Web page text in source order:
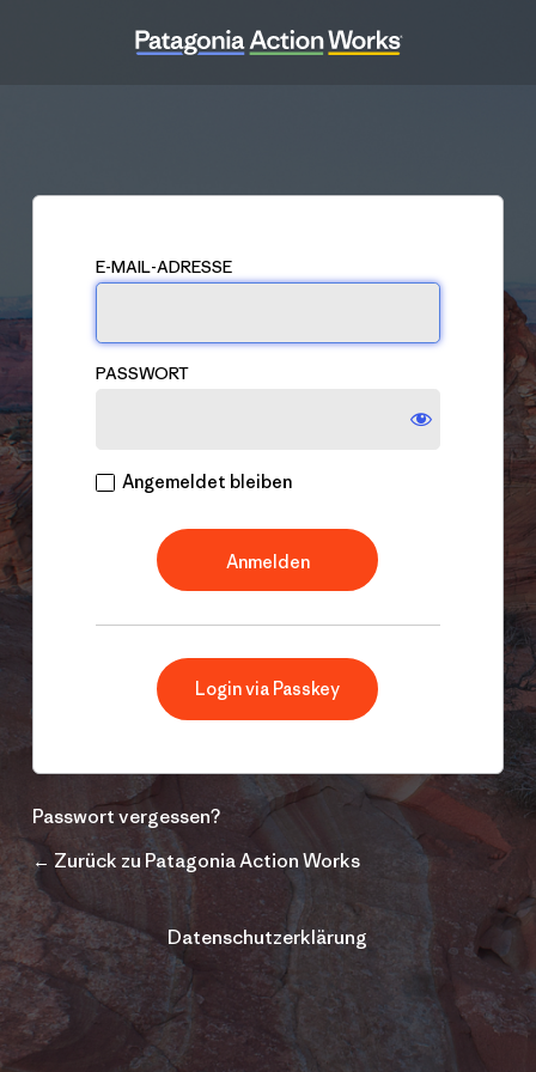
Anmelden
E-MAIL-ADRESSE
PASSWORT
Angemeldet bleiben
Login via Passkey
Passwort vergessen?
← Zurück zu Patagonia Action Works
Datenschutzerklärung